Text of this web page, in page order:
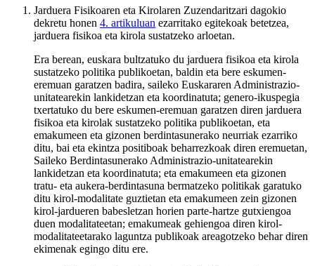
Jarduera Fisikoaren eta Kirolaren Zuzendaritzari dagokio
dekretu honen 4. artikuluan ezarritako egitekoak betetzea,
jarduera fisikoa eta kirola sustatzeko arloetan.
Era berean, euskara bultzatuko du jarduera fisikoa eta kirola
sustatzeko politika publikoetan, baldin eta bere eskumen-
eremuan garatzen badira, saileko Euskararen Administrazio-
unitatearekin lankidetzan eta koordinatuta; genero-ikuspegia
txertatuko du bere eskumen-eremuan garatzen diren jarduera
fisikoa eta kirolak sustatzeko politika publikoetan, eta
emakumeen eta gizonen berdintasunerako neurriak ezarriko
ditu, bai eta ekintza positiboak beharrezkoak diren eremuetan,
Saileko Berdintasunerako Administrazio-unitatearekin
lankidetzan eta koordinatuta; eta emakumeen eta gizonen
tratu- eta aukera-berdintasuna bermatzeko politikak garatuko
ditu kirol-modalitate guztietan eta emakumeen zein gizonen
kirol-jardueren babesletzan horien parte-hartze gutxiengoa
duen modalitateetan; emakumeak gehiengoa diren kirol-
modalitateetarako laguntza publikoak areagotzeko behar diren
ekimenak egingo ditu ere.